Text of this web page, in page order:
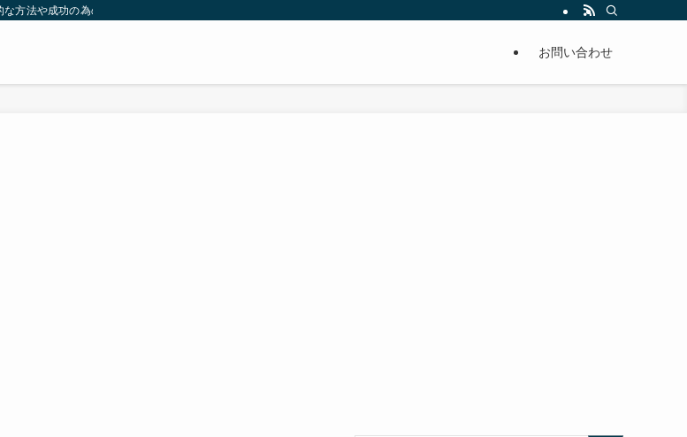
方法や成功の為の秘訣等。太ったり悩んでいる方々が簡単に痩せることが出来るように分かりやすくまとめています。
お問い合わせ